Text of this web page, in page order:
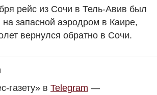
рейс из Сочи в Тель-Авив был
запасной аэродром в Каире,
вернулся обратно в Сочи.
газету» в Telegram —